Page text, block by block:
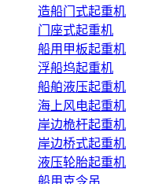
造船门式起重机
门座式起重机
船用甲板起重机
浮船坞起重机
船舶液压起重机
海上风电起重机
岸边桅杆起重机
岸边桥式起重机
液压轮胎起重机
船用克令吊